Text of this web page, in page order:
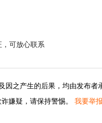
，可放心联系
之产生的后果，均由发布者
嫌疑，请保持警惕。 我要举